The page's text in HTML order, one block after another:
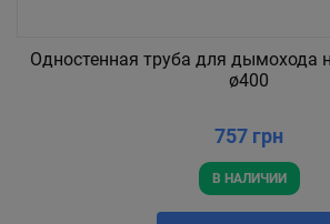
Одностенная труба для дымохода
ø400
757 грн
В НАЛИЧИИ